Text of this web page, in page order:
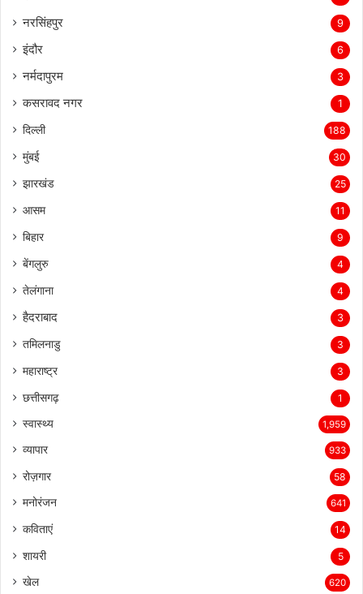
नरसिंहपुर 9
इंदौर 6
नर्मदापुरम 3
कसरावद नगर 1
दिल्ली 188
मुंबई 30
झारखंड 25
आसम 11
बिहार 9
बेंगलुरु 4
तेलंगाना 4
हैदराबाद 3
तमिलनाडु 3
महाराष्ट्र 3
छत्तीसगढ़ 1
स्वास्थ्य 1,959
व्यापार 933
रोज़गार 58
मनोरंजन 641
कविताएं 14
शायरी 5
खेल 620